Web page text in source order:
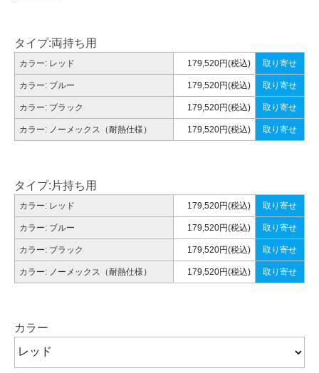
タイプ:両持ち用
カラー: レッド 179,520円(税込) 取り寄せ
カラー: ブルー 179,520円(税込) 取り寄せ
カラー: ブラック 179,520円(税込) 取り寄せ
カラー: ノーメックス（耐熱仕様） 179,520円(税込) 取り寄せ
タイプ:片持ち用
カラー: レッド 179,520円(税込) 取り寄せ
カラー: ブルー 179,520円(税込) 取り寄せ
カラー: ブラック 179,520円(税込) 取り寄せ
カラー: ノーメックス（耐熱仕様） 179,520円(税込) 取り寄せ
カラー